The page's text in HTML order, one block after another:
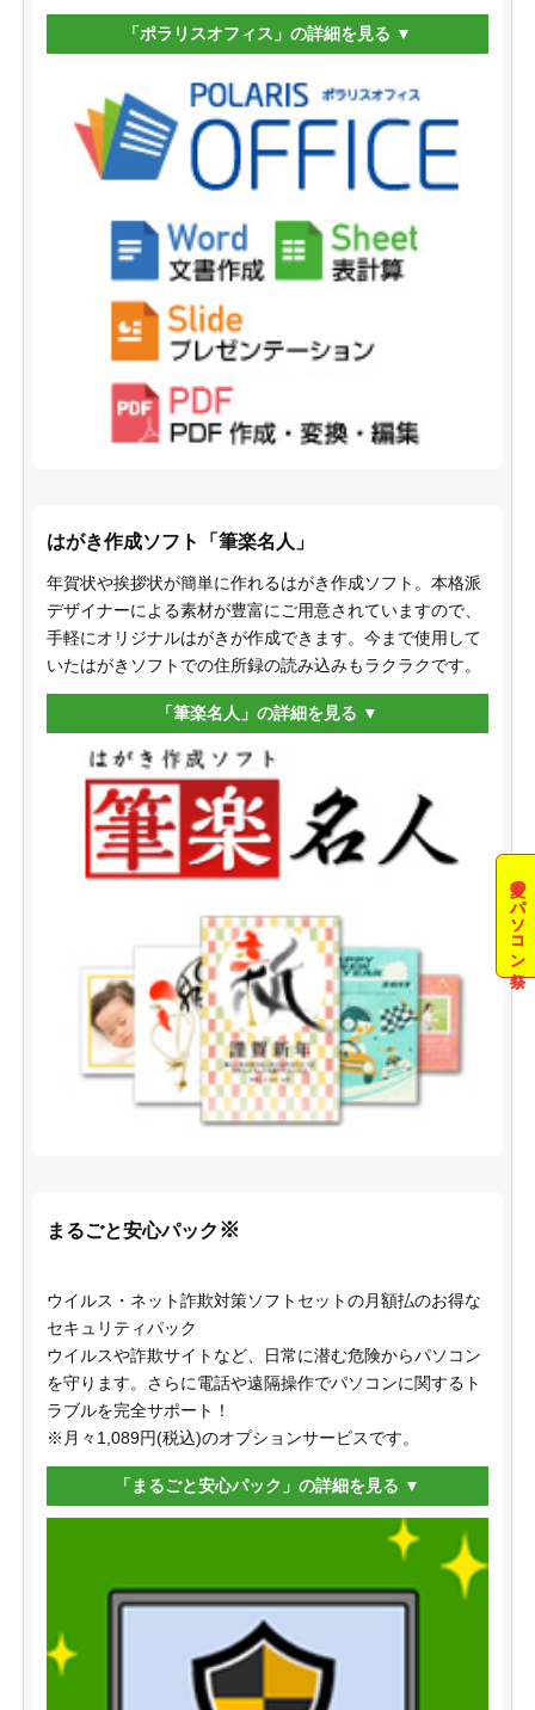
「ポラリスオフィス」の詳細を見る
はがき作成ソフト「筆楽名人」
年賀状や挨拶状が簡単に作れるはがき作成ソフト。本格派
デザイナーによる素材が豊富にご用意されていますので、
手軽にオリジナルはがきが作成できます。今まで使用して
いたはがきソフトでの住所録の読み込みもラクラクです。
「筆楽名人」の詳細を見る
まるごと安心パック ※
ウイルス・ネット詐欺対策ソフトセットの月額払のお得な
セキュリティパック
ウイルスや詐欺サイトなど、日常に潜む危険からパソコン
を守ります。さらに電話や遠隔操作でパソコンに関するト
ラブルを完全サポート！
※月々1,089円(税込)のオプションサービスです。
「まるごと安心パック」の詳細を見る
夏のパソコン祭